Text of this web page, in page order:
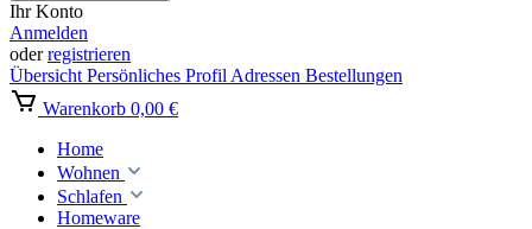
Ihr Konto
Anmelden
oderregistrieren
Übersicht Persönliches Profil Adressen Bestellungen
Warenkorb 0,00 €
Home
Wohnen
Schlafen
Homeware